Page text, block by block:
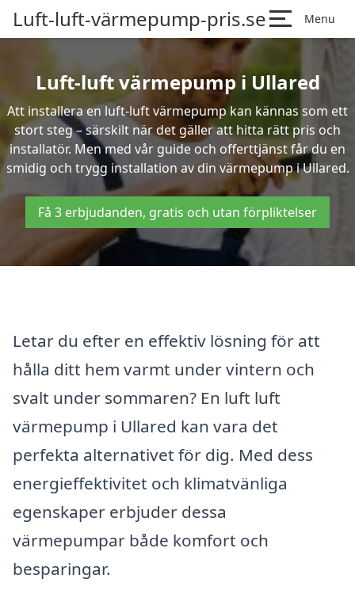
Luft-luft-värmepump-pris.se Menu
Luft-luft värmepump i Ullared
Att installera en luft-luft värmepump kan kännas som ett
stort steg – särskilt när det gäller att hitta rätt pris och
installatör. Men med vår guide och offerttjänst får du en
smidig och trygg installation av din värmepump i Ullared.
Få 3 erbjudanden, gratis och utan förpliktelser
Letar du efter en effektiv lösning för att
hålla ditt hem varmt under vintern och
svalt under sommaren? En luft luft
värmepump i Ullared kan vara det
perfekta alternativet för dig. Med dess
energieffektivitet och klimatvänliga
egenskaper erbjuder dessa
värmepumpar både komfort och
besparingar.